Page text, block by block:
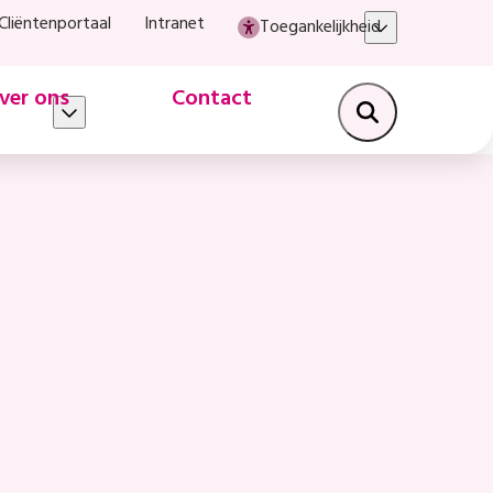
Intranet Toegankelijkheid
ons Contact